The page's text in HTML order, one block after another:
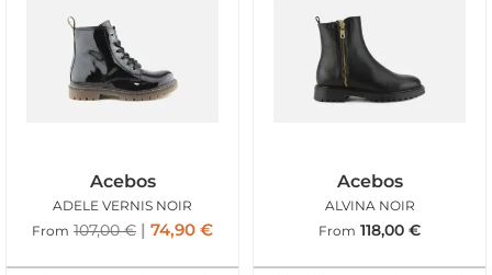
Acebos
ADELE VERNIS NOIR
From 107,00€ 74,90 €
Acebos
ALVINA NOIR
From 118,00 €